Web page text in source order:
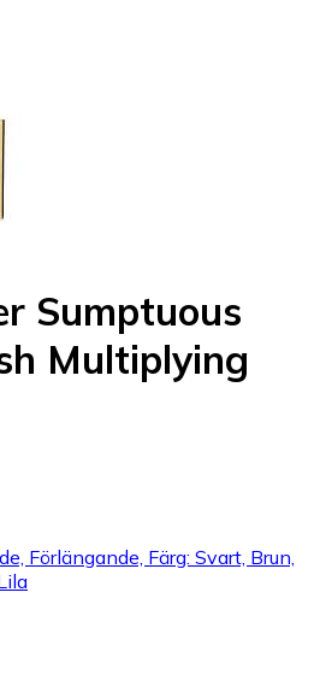
Sumptuous
Multiplying
Förlängande, Färg: Svart, Brun,